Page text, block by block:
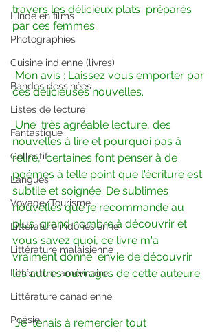
L'Inde en films
Photographies
Cuisine indienne (livres)
Bandes dessinées
Listes de lecture
Fantastique
Collectif
Langues
Voyage/Tourisme
Littérature indonésienne
Littérature malaisienne
Littérature américaine
Littérature canadienne
Poésie
travers les délicieux plats  préparés
par ces femmes.
Mon avis : Laissez vous emporter par
ces délicieuses nouvelles.
Une  très agréable lecture, des
nouvelles à lire et pourquoi pas à
relire,  certaines font penser à de
poèmes à telle point que l'écriture est
subtile et soignée. De sublimes
nouvelles que je recommande au
plus  grand nombre à découvrir et
vous savez quoi, ce livre m'a
vraiment donné  envie de découvrir
les autres ouvrages de cette auteure.
Je  tenais à remercier tout